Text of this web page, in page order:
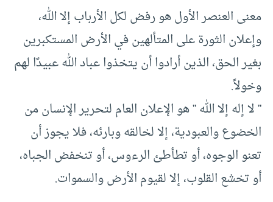
معنى العنصر الأول هو رفض لكل الأرباب إلا الله،
وإعلان الثورة على المتألهين في الأرض المستكبرين
بغير الحق، الذين أرادوا أن يتخذوا عباد الله عبيدًا لهم
وخولاً.
” لا إله إلا الله ” هو الإعلان العام لتحرير الإنسان من
الخضوع والعبودية، إلا لخالقه وبارئه، فلا يجوز أن
تعنو الوجوه، أو تطأطئ الرءوس، أو تنخفض الجباه،
أو تخشع القلوب، إلا لقيوم الأرض والسموات.